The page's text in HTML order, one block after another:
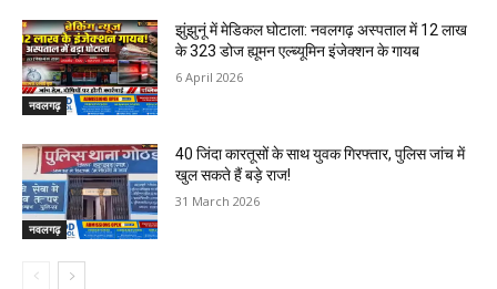
नवलगढ़
झुंझुनूं में मेडिकल घोटाला: नवलगढ़ अस्पताल में 12 लाख
के 323 डोज ह्यूमन एल्ब्यूमिन इंजेक्शन के गायब
6 April 2026
नवलगढ़
40 जिंदा कारतूसों के साथ युवक गिरफ्तार, पुलिस जांच में
खुल सकते हैं बड़े राज!
31 March 2026